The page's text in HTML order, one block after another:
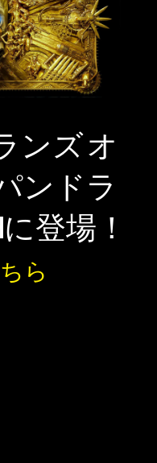
ンズ オ
ンドラ
に登場！
ら